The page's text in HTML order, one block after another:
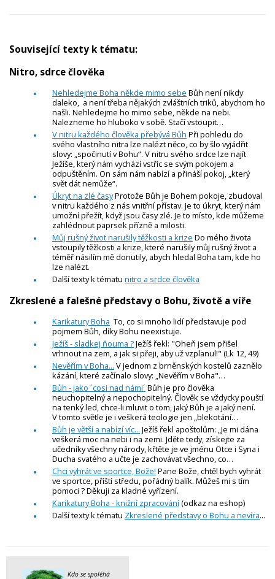
Související texty k tématu:
Nitro, sdrce člověka
Nehledejme Boha někde mimo sebe Bůh není nikdy
daleko, a není třeba nějakých zvláštních triků, abychom ho
našli. Nehledejme ho mimo sebe, někde na nebi.
Nalezneme ho hluboko v sobě. Stačí vstoupit…
V nitru každého člověka přebývá Bůh Při pohledu do
svého vlastního nitra lze nalézt něco, co by šlo vyjádřit
slovy: „spočinutí v Bohu“. V nitru svého srdce lze najít
Ježíše, který nám vychází vstříc se svým pokojem a
odpuštěním. On sám nám nabízí a přináší pokoj, „který
svět dát nemůže“.
Úkryt na zlé časyProtože Bůh je Bohem pokoje, zbudoval
v nitru každého z nás vnitřní přístav. Je to úkryt, který nám
umožní přežít, když jsou časy zlé. Je to místo, kde můžeme
zahlédnout paprsek přízně a milosti.
Můj rušný život narušily těžkosti a krize Do mého života
vstoupily těžkosti a krize, které narušily můj rušný život a
téměř násilím mě donutily, abych hledal Boha tam, kde ho
lze nalézt.
Další texty k tématu nitro a srdce člověka
Zkreslené a falešné představy o Bohu, životě a víře
Karikatury Boha To, co si mnoho lidí představuje pod
pojmem Bůh, díky Bohu neexistuje.
Ježíš - sladkej ňouma ?Ježíš řekl: "Oheň jsem přišel
vrhnout na zem, a jak si přeji, aby už vzplanul!" (Lk 12, 49)
Nevěřím v Boha... V jednom z brněnských kostelů zaznělo
kázání, které začínalo slovy: „Nevěřím v Boha"…
Bůh - jako ´cosi nad námi´ Bůh je pro člověka
neuchopitelný a nepochopitelný. Člověk se vždycky pouští
na tenký led, chce-li mluvit o tom, jaký Bůh je a jaký není.
V tomto světle je i veškerá teologie jen „blekotání…
Bůh je větší a nabízí víc... Ježíš řekl apoštolům: „Je mi dána
veškerá moc na nebi i na zemi. Jděte tedy, získejte za
učedníky všechny národy, křtěte je ve jménu Otce i Syna i
Ducha svatého a učte je zachovávat všechno, co…
Chci vyhrát ve sportce, Bože! Pane Bože, chtěl bych vyhrát
ve sportce, příští středu, pořádný balík. Můžeš mi s tím
pomoci ? Děkuji za kladné vyřízení.
Karikatury Boha - knižní zpracování(odkaz na eshop)
Další texty k tématu Zkreslené představy o Bohu a nevíra...
Kdo se spoléhá